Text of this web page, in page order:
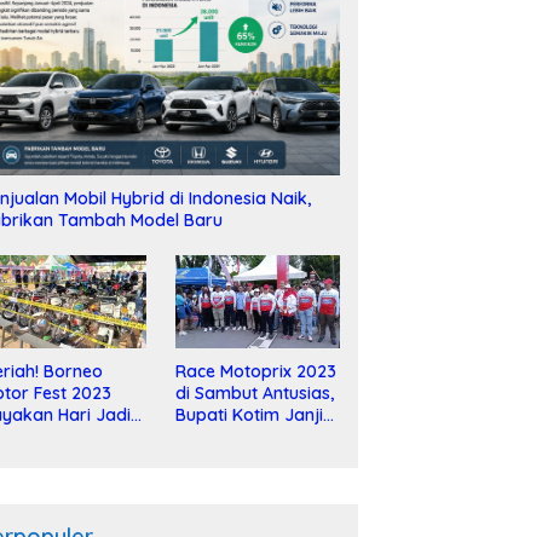
Mobil Hybrid di Indonesia Naik,
Tambah Model Baru
Borneo
Fest 2023
Hari Jadi
Race Motoprix 2023
di Sambut Antusias,
Bupati Kotim Janji